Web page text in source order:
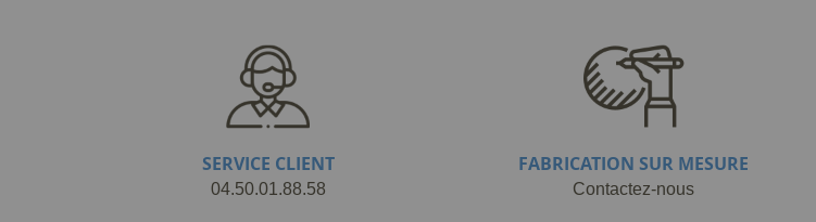
SERVICE CLIENT
04.50.01.88.58
FABRICATION SUR MESURE
Contactez-nous